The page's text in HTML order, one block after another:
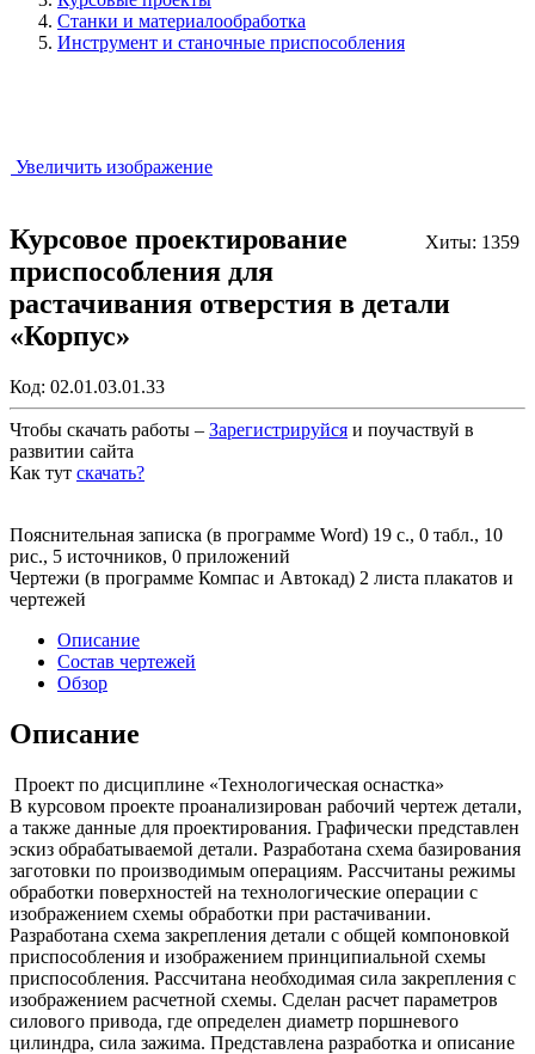
Станки и материалообработка
Инструмент и станочные приспособления
Увеличить изображение
Хиты: 1359
Курсовое проектирование
приспособления для
растачивания отверстия в детали
«Корпус»
Код: 02.01.03.01.33
Чтобы скачать работы – Зарегистрируйся и поучаствуй в
развитии сайта
Как тут скачать?
Пояснительная записка (в программе Word) 19 с., 0 табл., 10
рис., 5 источников, 0 приложений
Чертежи (в программе Компас и Автокад) 2 листа плакатов и
чертежей
Описание
Состав чертежей
Обзор
Описание
Проект по дисциплине «Технологическая оснастка»
В курсовом проекте проанализирован рабочий чертеж детали,
а также данные для проектирования. Графически представлен
эскиз обрабатываемой детали. Разработана схема базирования
заготовки по производимым операциям. Рассчитаны режимы
обработки поверхностей на технологические операции с
изображением схемы обработки при растачивании.
Разработана схема закрепления детали с общей компоновкой
приспособления и изображением принципиальной схемы
приспособления. Рассчитана необходимая сила закрепления с
изображением расчетной схемы. Сделан расчет параметров
силового привода, где определен диаметр поршневого
цилиндра, сила зажима. Представлена разработка и описание